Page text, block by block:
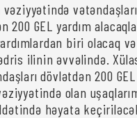
200 GEL yardım
biri olacaq
ilinin əvvəlində.
dövlətdən 200
olan
həyata